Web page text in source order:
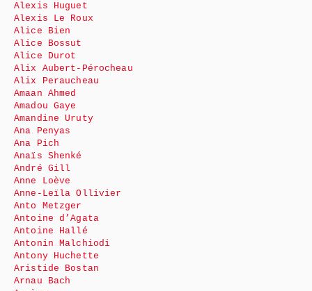
Alexis Huguet
Alexis Le Roux
Alice Bien
Alice Bossut
Alice Durot
Alix Aubert-Pérocheau
Alix Peraucheau
Amaan Ahmed
Amadou Gaye
Amandine Uruty
Ana Penyas
Ana Pich
Anaïs Shenké
André Gill
Anne Loève
Anne-Leïla Ollivier
Anto Metzger
Antoine d’Agata
Antoine Hallé
Antonin Malchiodi
Antony Huchette
Aristide Bostan
Arnau Bach